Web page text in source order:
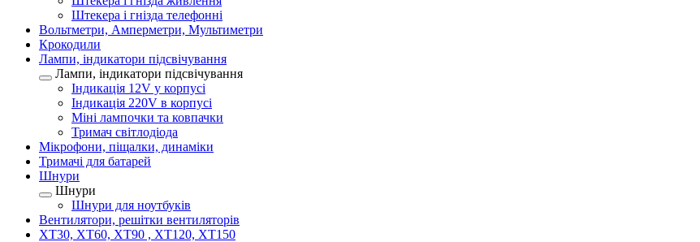
Штекера і гнізда телефонні
Вольтметри, Амперметри, Мультиметри
Крокодили
Лампи, індикатори підсвічування
Лампи, індикатори підсвічування
Індикація 12V у корпусі
Індикація 220V в корпусі
Міні лампочки та ковпачки
Тримач світлодіода
Мікрофони, піщалки, динаміки
Тримачі для батарей
Шнури
Шнури
Шнури для ноутбуків
Вентилятори, решітки вентиляторів
XT30, XT60, XT90 , XT120, XT150